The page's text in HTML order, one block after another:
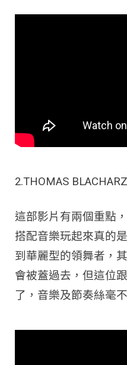
2.THOMAS
這部影片有兩個重點
搭配音樂玩起來真的
到華麗型的領舞者，
會被蓋過去，但這位
了，音樂及節奏絲毫